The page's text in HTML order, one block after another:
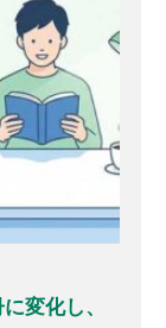
変化し、